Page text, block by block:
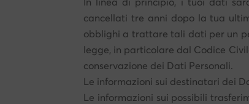
cancellati tre anni dopo la tua
obblighi a trattare tali dati per un
legge, in particolare dal Codice
conservazione dei Dati Personali.
Le informazioni sui destinatari dei
Le informazioni sui possibili